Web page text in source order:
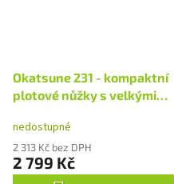
Okatsune 231 - kompaktní
plotové nůžky s velkými
nedostupné
2 313 Kč bez DPH
2 799 Kč